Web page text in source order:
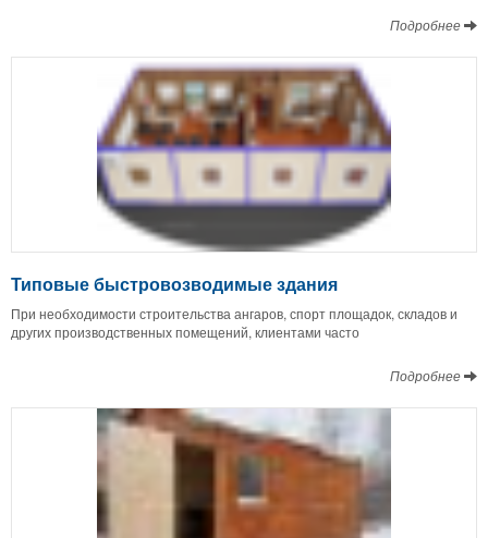
Подробнее
Типовые быстровозводимые здания
При необходимости строительства ангаров, спорт площадок, складов и
других производственных помещений, клиентами часто
Подробнее